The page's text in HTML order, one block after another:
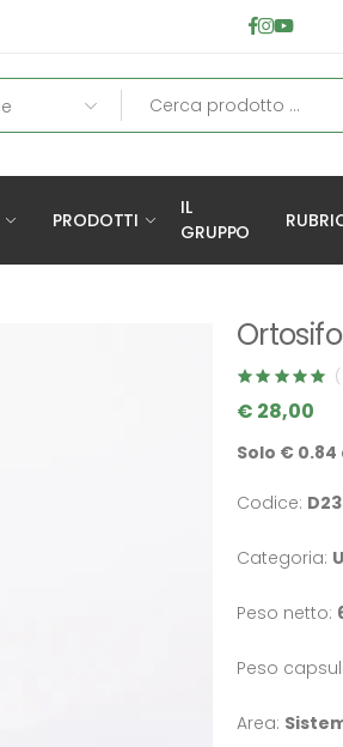
PRODOTTI
IL
GRUPPO
€ 28,00
Solo €
Codice:
Categoria:
Peso netto:
Peso
Area: